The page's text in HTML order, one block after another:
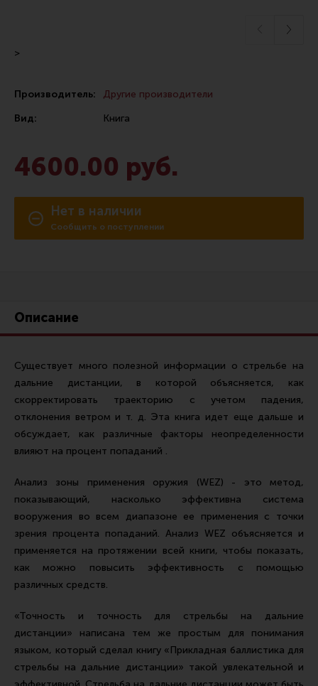
Каталог товаров для стрельбы
Холощение и тренировки
Другие аксессуары IPSC
Экипировка
Пневматика
Стрелковые наушники
Кобуры
Перчатки
Разгрузочные системы и защита
Защита головы
Чехлы, рюкзаки, сумки
>
Производитель:
Другие производители
Вид:
Книга
4600.00 руб.
Нет в наличии
Сообщить о поступлении
Описание
Существует много полезной информации о стрельбе на
дальние дистанции, в которой объясняется, как
скорректировать траекторию с учетом падения,
отклонения ветром и т. д. Эта книга идет еще дальше и
обсуждает, как различные факторы неопределенности
влияют на процент попаданий .
Анализ зоны применения оружия (WEZ) - это метод,
показывающий, насколько эффективна система
вооружения во всем диапазоне ее применения с точки
зрения процента попаданий. Анализ WEZ объясняется и
применяется на протяжении всей книги, чтобы показать,
как можно повысить эффективность с помощью
различных средств.
«Точность и точность для стрельбы на дальние
дистанции» написана тем же простым для понимания
языком, который сделал книгу «Прикладная баллистика для
стрельбы на дальние дистанции» такой увлекательной и